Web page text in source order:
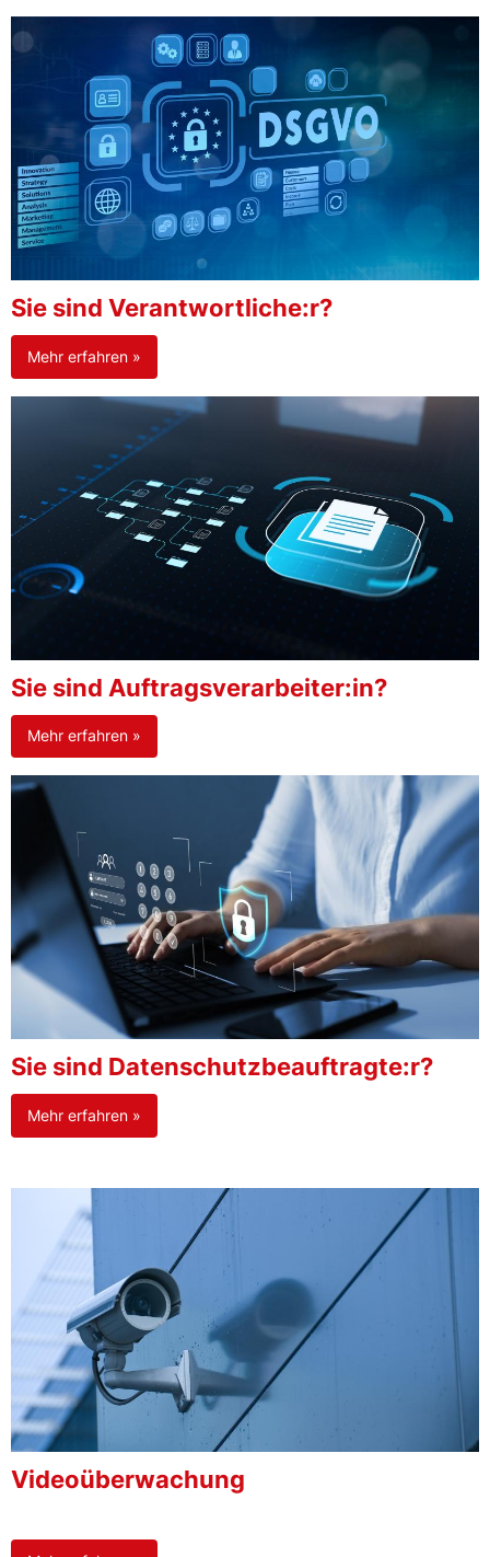
Sie sind Verantwortliche:r?
Mehr erfahren »
Sie sind Auftragsverarbeiter:in?
Mehr erfahren »
Sie sind Datenschutzbeauftragte:r?
Mehr erfahren »
Videoüberwachung